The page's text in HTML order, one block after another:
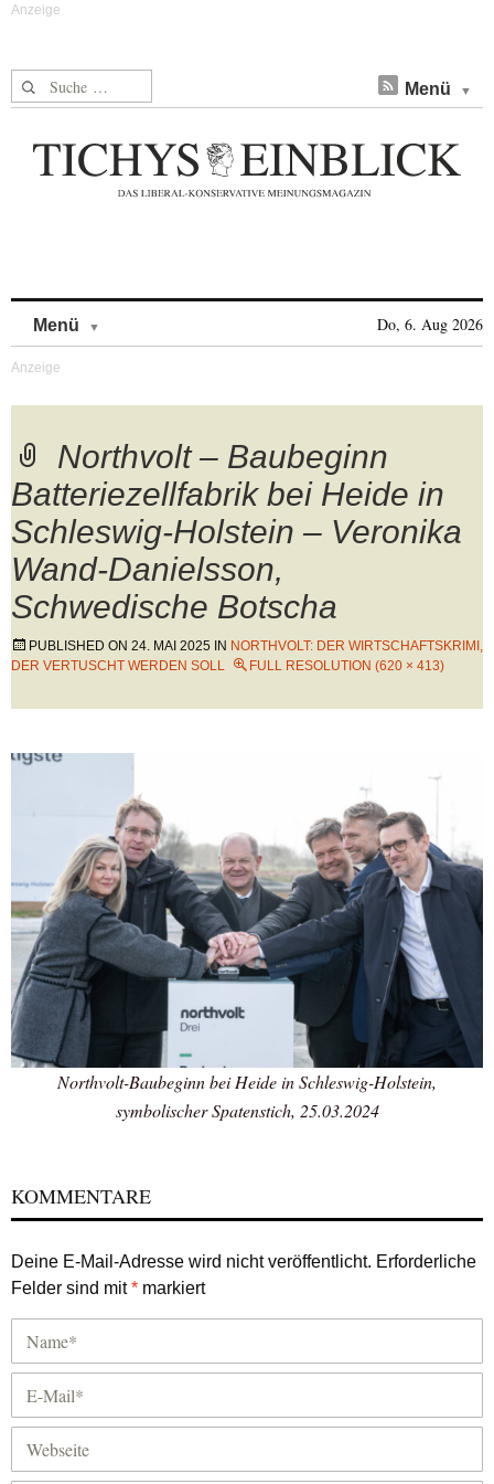
Suche nach: Menü
Menü Do, 6. Aug 2026
Northvolt – Baubeginn
Batteriezellfabrik bei Heide in
Schleswig-Holstein – Veronika
Wand-Danielsson,
Schwedische Botscha
PUBLISHED ON 24. MAI 2025 IN NORTHVOLT: DER WIRTSCHAFTSKRIMI,
DER VERTUSCHT WERDEN SOLL
FULL RESOLUTION (620 × 413)
Northvolt-Baubeginn bei Heide in Schleswig-Holstein,
symbolischer Spatenstich, 25.03.2024
KOMMENTARE
Deine E-Mail-Adresse wird nicht veröffentlicht. Erforderliche
Felder sind mit* markiert